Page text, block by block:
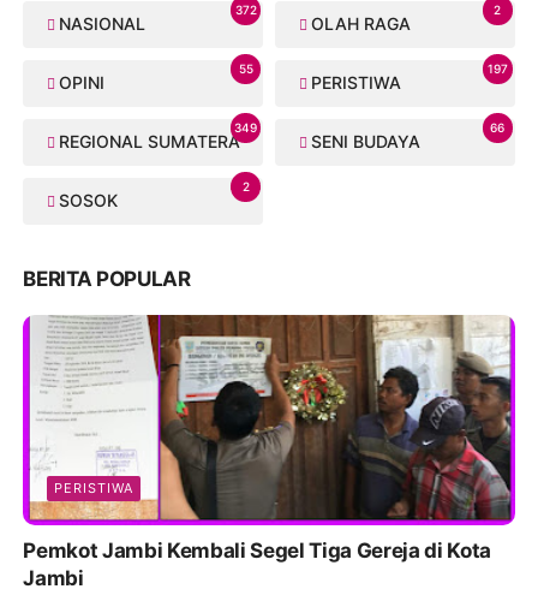
NASIONAL
372
OLAH RAGA
2
OPINI
55
PERISTIWA
197
REGIONAL SUMATERA
349
SENI BUDAYA
66
SOSOK
2
BERITA POPULAR
PERISTIWA
Pemkot Jambi Kembali Segel Tiga Gereja di Kota
Jambi